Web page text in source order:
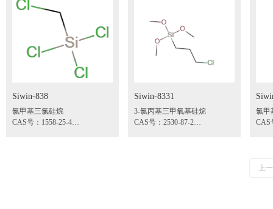
Siwin-838
氯甲基三氯硅烷
CAS号：1558-25-4
Siwin-8331
3-氯丙基三甲氧基硅烷
CAS号：2530-87-2
氯甲
CAS
上